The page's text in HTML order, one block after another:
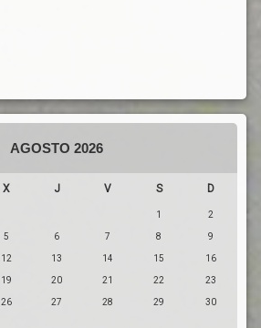
AGOSTO 2026
X J V S D
1 2
5 6 7 8 9
12 13 14 15 16
19 20 21 22 23
26 27 28 29 30